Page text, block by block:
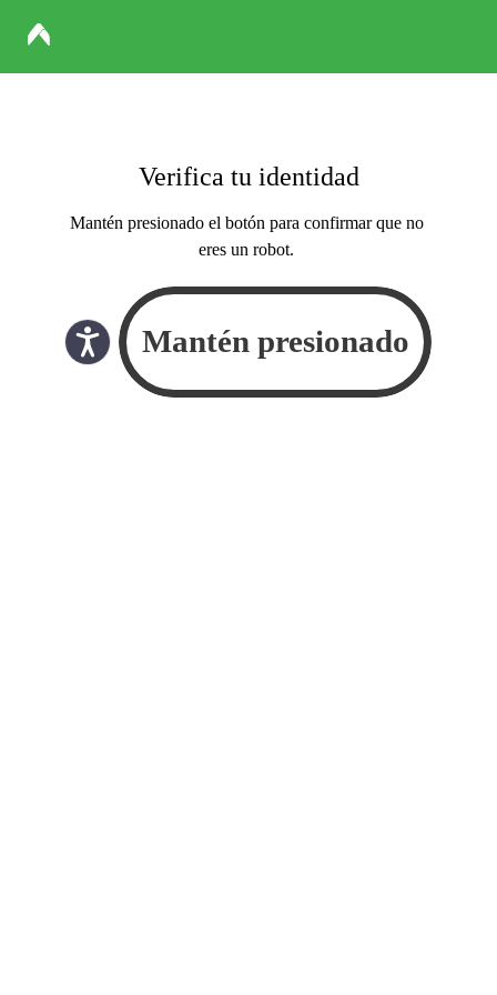
Verifica tu identidad
Mantén presionado el botón para confirmar que no
eres un robot.